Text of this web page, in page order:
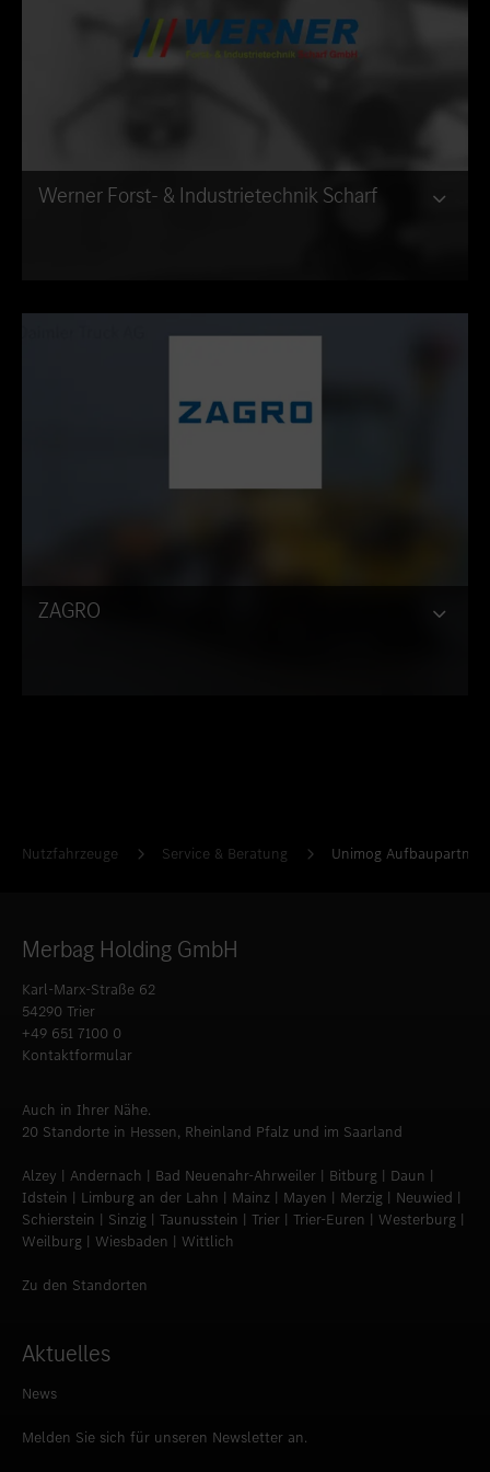
Werner Forst- & Industrietechnik Scharf
ZAGRO
Nutzfahrzeuge Service & Beratung Unimog Aufbaupartner
Merbag Holding GmbH
Karl-Marx-Straße 62
54290 Trier
+49 651 7100 0
Kontaktformular
Auch in Ihrer Nähe.
20 Standorte in Hessen, Rheinland Pfalz und im Saarland
Alzey | Andernach | Bad Neuenahr-Ahrweiler | Bitburg | Daun |
Idstein | Limburg an der Lahn | Mainz | Mayen | Merzig | Neuwied |
Schierstein | Sinzig | Taunusstein | Trier | Trier-Euren | Westerburg |
Weilburg | Wiesbaden | Wittlich
Zu den Standorten
Aktuelles
News
Melden Sie sich für unseren Newsletter an.